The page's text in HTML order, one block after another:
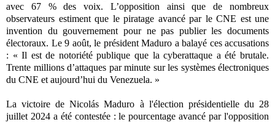
avec 67 % des voix. L’opposition ainsi que de nombreux
observateurs estiment que le piratage avancé par le CNE est une
invention du gouvernement pour ne pas publier les documents
électoraux. Le 9 août, le président Maduro a balayé ces accusations
: « Il est de notoriété publique que la cyberattaque a été brutale.
Trente millions d’attaques par minute sur les systèmes électroniques
du CNE et aujourd’hui du Venezuela. »
La victoire deNicolás Maduro à l'élection présidentielle du 28
juillet 2024 a été contestée : le pourcentage avancé par l'opposition